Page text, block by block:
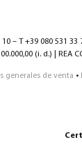
– T +39 080 531 33
(i. d.) | REA
generales de venta •